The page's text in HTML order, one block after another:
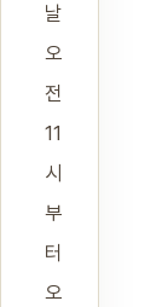
날
오
전
11
시
부
터
오